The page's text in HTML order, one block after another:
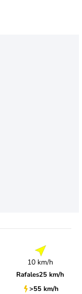
10 km/h
Rafales25 km/h
>55 km/h